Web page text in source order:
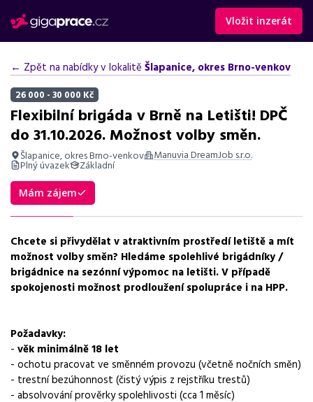
Vložit inzerát
← Zpět na nabídky v lokalitě Šlapanice, okres Brno-venkov
26 000 - 30 000 Kč
Flexibilní brigáda v Brně na Letišti! DPČ
do 31.10.2026. Možnost volby směn.
Šlapanice, okres Brno-venkov Manuvia DreamJob s.r.o.
Plný úvazek Základní
Shrnutí nabídky
Nabídka práce na letišti v Šlapanicích, vhodná pro uchazeče s
Základní informace
Pozice
Obor / skupina
logistika
Lokalita nabídky
Šlapanice, okres Brno-venkov
Mám zájem
Chcete si přivydělat v atraktivním prostředí letiště a mít
možnost volby směn? Hledáme spolehlivé brigádníky /
brigádnice na sezónní výpomoc na letišti. V případě
spokojenosti možnost prodloužení spolupráce i na HPP.
Požadavky:
- věk minimálně 18 let
- ochotu pracovat ve směnném provozu (včetně nočních směn)
- trestní bezúhonnost (čistý výpis z rejstříku trestů)
- absolvování prověrky spolehlivosti (cca 1 měsíc)